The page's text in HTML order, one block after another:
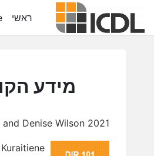
דילוג לתוכן הראשי
ראשי
מידע
2021 Trimester 2 - DIR 101 with Paulina Kuraitienė and Denise Wilson